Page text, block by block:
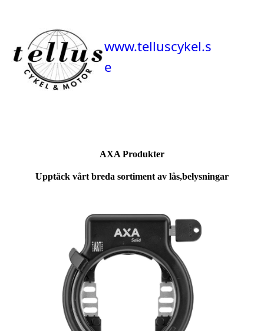
www.telluscykel.s
e
AXA Produkter
Upptäck vårt breda sortiment av lås,belysningar